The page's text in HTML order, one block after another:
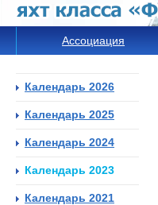
Ассоциация
Календарь 2026
Календарь 2025
Календарь 2024
Календарь 2023
Календарь 2021